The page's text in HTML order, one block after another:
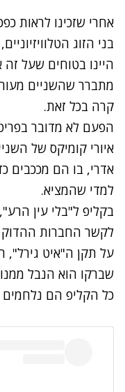
אחרי שזכינו לראות
בני הזוג
היינו בטוחים שעל
מתברר שהשניים
קרה בכל זאת.
הפעם לא מדובר
איורי קומיקס של
אדרי, בו הם מככבים
למדי שהמציא.
בקליפ ל"בלי עין
לקשר החברות ההדוק
על תקן ה"איט
שברקו הוא הנבל
כל הקליפ הם